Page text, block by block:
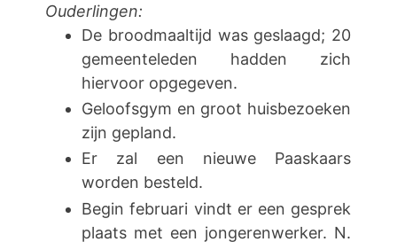
Ouderlingen:
De broodmaaltijd was geslaagd; 20
gemeenteleden hadden zich
hiervoor opgegeven.
Geloofsgym en groot huisbezoeken
zijn gepland.
Er zal een nieuwe Paaskaars
worden besteld.
Begin februari vindt er een gesprek
plaats met een jongerenwerker. N.